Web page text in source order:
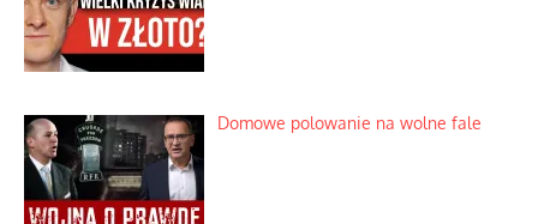
Domowe polowanie na wolne fale